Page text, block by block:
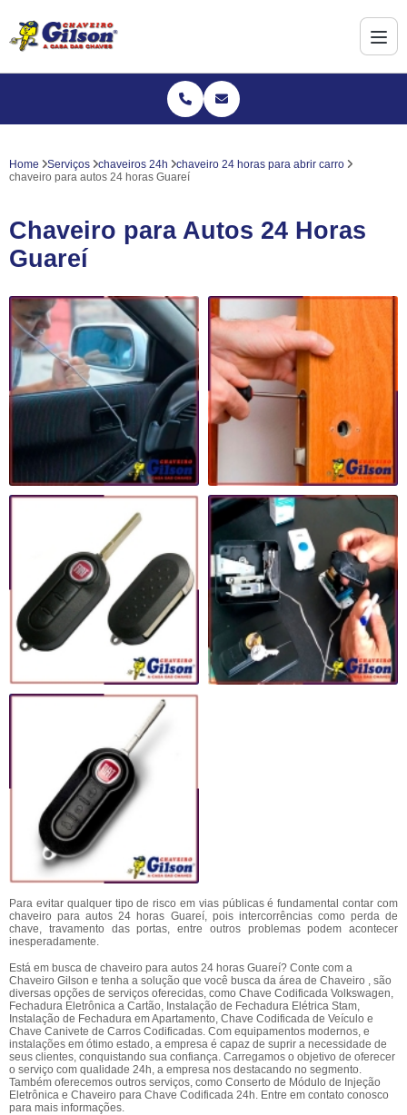
Home Serviços chaveiros 24h
chaveiro 24 horas para abrir carro
chaveiro para autos 24 horas Guareí
Chaveiro para Autos 24 Horas
Guareí
Para evitar qualquer tipo de risco em vias públicas é fundamental contar com
chaveiro para autos 24 horas Guareí, pois intercorrências como perda de
chave, travamento das portas, entre outros problemas podem acontecer
inesperadamente.
Está em busca de chaveiro para autos 24 horas Guareí? Conte com a
Chaveiro Gilson e tenha a solução que você busca da área de Chaveiro , são
diversas opções de serviços oferecidas, como Chave Codificada Volkswagen,
Fechadura Eletrônica a Cartão, Instalação de Fechadura Elétrica Stam,
Instalação de Fechadura em Apartamento, Chave Codificada de Veículo e
Chave Canivete de Carros Codificadas. Com equipamentos modernos, e
instalações em ótimo estado, a empresa é capaz de suprir a necessidade de
seus clientes, conquistando sua confiança. Carregamos o objetivo de oferecer
o serviço com qualidade 24h, a empresa nos destacando no segmento.
Também oferecemos outros serviços, como Conserto de Módulo de Injeção
Eletrônica e Chaveiro para Chave Codificada 24h. Entre em contato conosco
para mais informações.